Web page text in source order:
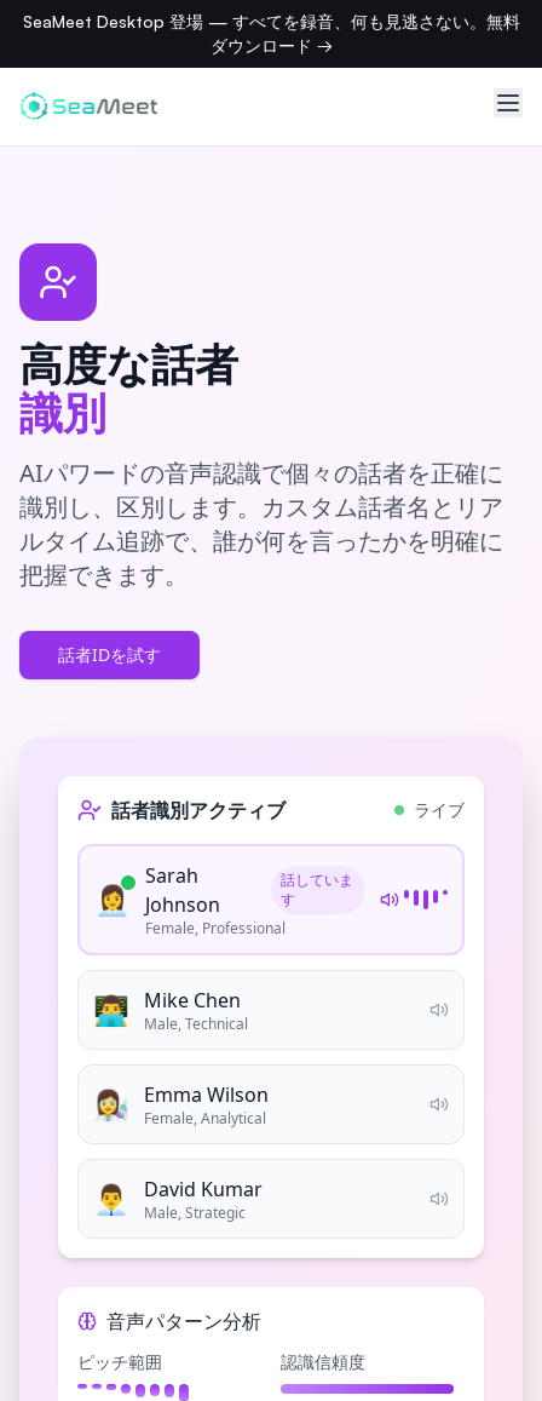
SeaMeet Desktop 登場 — すべてを録音、何も見逃さない。無料
ダウンロード →
高度な話者
識別
AIパワードの音声認識で個々の話者を正確に
識別し、区別します。カスタム話者名とリア
ルタイム追跡で、誰が何を言ったかを明確に
把握できます。
話者IDを試す
話者識別アクティブ ライブ
👩‍💼
Sarah
Johnson
話していま
す
Female, Professional
👨‍💻 Mike Chen
Male, Technical
👩‍🔬 Emma Wilson
Female, Analytical
👨‍💼 David Kumar
Male, Strategic
音声パターン分析
ピッチ範囲 認識信頼度